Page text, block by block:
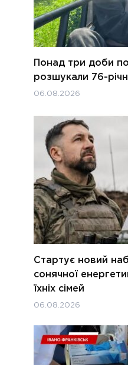
Понад три доби
розшукали 76-
06.08.2026
Стартує новий
сонячної
їхніх сімей
06.08.2026